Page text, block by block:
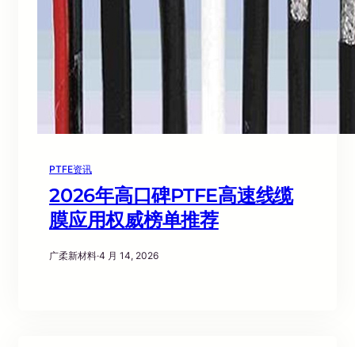
PTFE资讯
2026年高口碑PTFE高速线缆
膜应用权威榜单推荐
广柔新材料·4 月 14, 2026